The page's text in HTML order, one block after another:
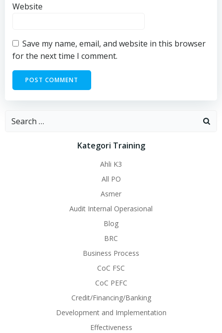
Website
Save my name, email, and website in this browser
for the next time I comment.
Search
Kategori Training
Ahli K3
All PO
Asmer
Audit Internal Operasional
Blog
BRC
Business Process
CoC FSC
CoC PEFC
Credit/Financing/Banking
Development and Implementation
Effectiveness